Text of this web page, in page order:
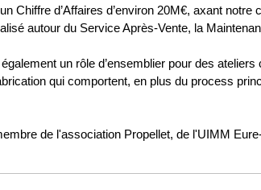
Chiffre d’Affaires d’environ 20M€, axant
autour du Service Après-Vente, la
un rôle d’ensemblier pour des
qui comportent, en plus du process
de l'association Propellet, de l'UIMM